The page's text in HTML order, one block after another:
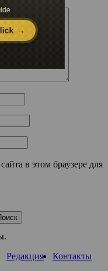
в этом браузере для
Редакция
Контакты